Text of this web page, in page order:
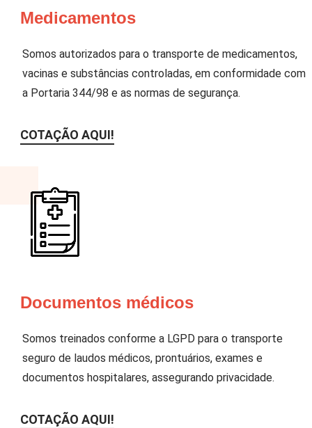
Medicamentos
Somos autorizados para o transporte de medicamentos,
vacinas e substâncias controladas, em conformidade com
a Portaria 344/98 e as normas de segurança.
COTAÇÃO AQUI!
Documentos médicos
Somos treinados conforme a LGPD para o transporte
seguro de laudos médicos, prontuários, exames e
documentos hospitalares, assegurando privacidade.
COTAÇÃO AQUI!